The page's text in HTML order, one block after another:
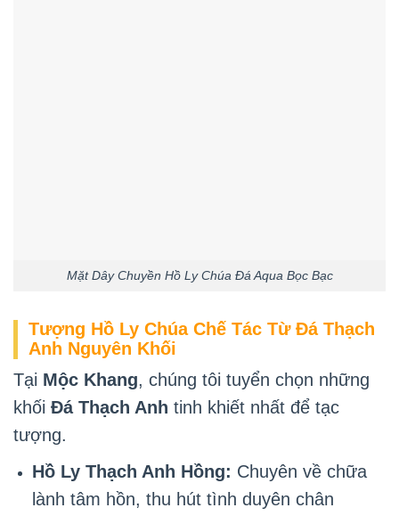
Mặt Dây Chuyền Hồ Ly Chúa Đá Aqua Bọc Bạc
Tượng Hồ Ly Chúa Chế Tác Từ Đá Thạch
Anh Nguyên Khối
Tại Mộc Khang, chúng tôi tuyển chọn những
khối Đá Thạch Anh tinh khiết nhất để tạc
tượng.
Hồ Ly Thạch Anh Hồng: Chuyên về chữa
lành tâm hồn, thu hút tình duyên chân